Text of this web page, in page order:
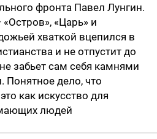
фронта Павел Лунгин.
«Царь» и
хваткой вцепился в
и не отпустит до
забьет сам себя камнями
Понятное дело, что
как искусство для
людей